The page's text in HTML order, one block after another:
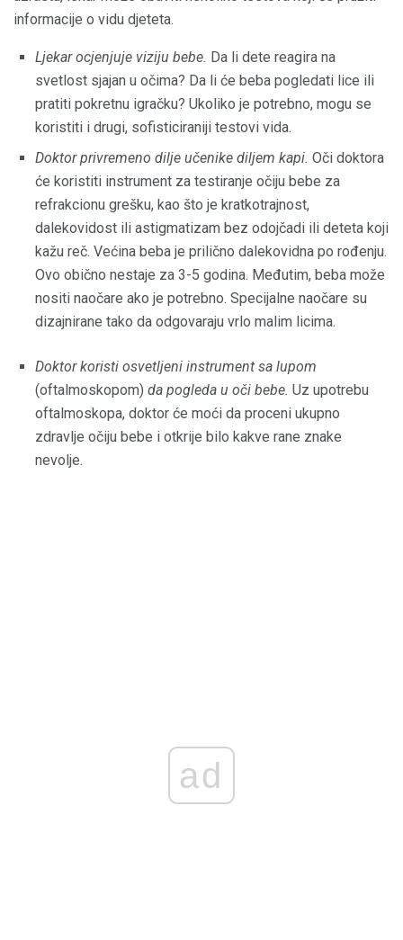
informacije o vidu djeteta.
Ljekar ocjenjuje viziju bebe. Da li dete reagira na
svetlost sjajan u očima? Da li će beba pogledati lice ili
pratiti pokretnu igračku? Ukoliko je potrebno, mogu se
koristiti i drugi, sofisticiraniji testovi vida.
Doktor privremeno dilje učenike diljem kapi. Oči doktora
će koristiti instrument za testiranje očiju bebe za
refrakcionu grešku, kao što je kratkotrajnost,
dalekovidost ili astigmatizam bez odojčadi ili deteta koji
kažu reč. Većina beba je prilično dalekovidna po rođenju.
Ovo obično nestaje za 3-5 godina. Međutim, beba može
nositi naočare ako je potrebno. Specijalne naočare su
dizajnirane tako da odgovaraju vrlo malim licima.
Doktor koristi osvetljeni instrument sa lupom
(oftalmoskopom) da pogleda u oči bebe. Uz upotrebu
oftalmoskopa, doktor će moći da proceni ukupno
zdravlje očiju bebe i otkrije bilo kakve rane znake
nevolje.
ad